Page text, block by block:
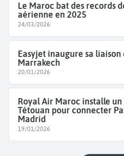
Le Maroc bat des records
aérienne en 2025
24/03/2026
Easyjet inaugure sa
Marrakech
20/01/2026
Royal Air Maroc installe
Tétouan pour connecter
Madrid
19/01/2026